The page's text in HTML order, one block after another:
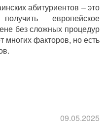
абитуриентов – это
европейское
без сложных процедур
многих факторов, но есть
09.05.2025